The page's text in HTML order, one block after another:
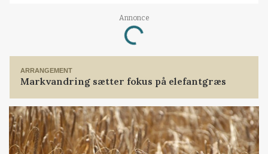
Annonce
Loading...
ARRANGEMENT
Markvandring sætter fokus på elefantgræs